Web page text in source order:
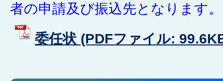
者の申請及び振込先となります。
委任状 (PDFファイル: